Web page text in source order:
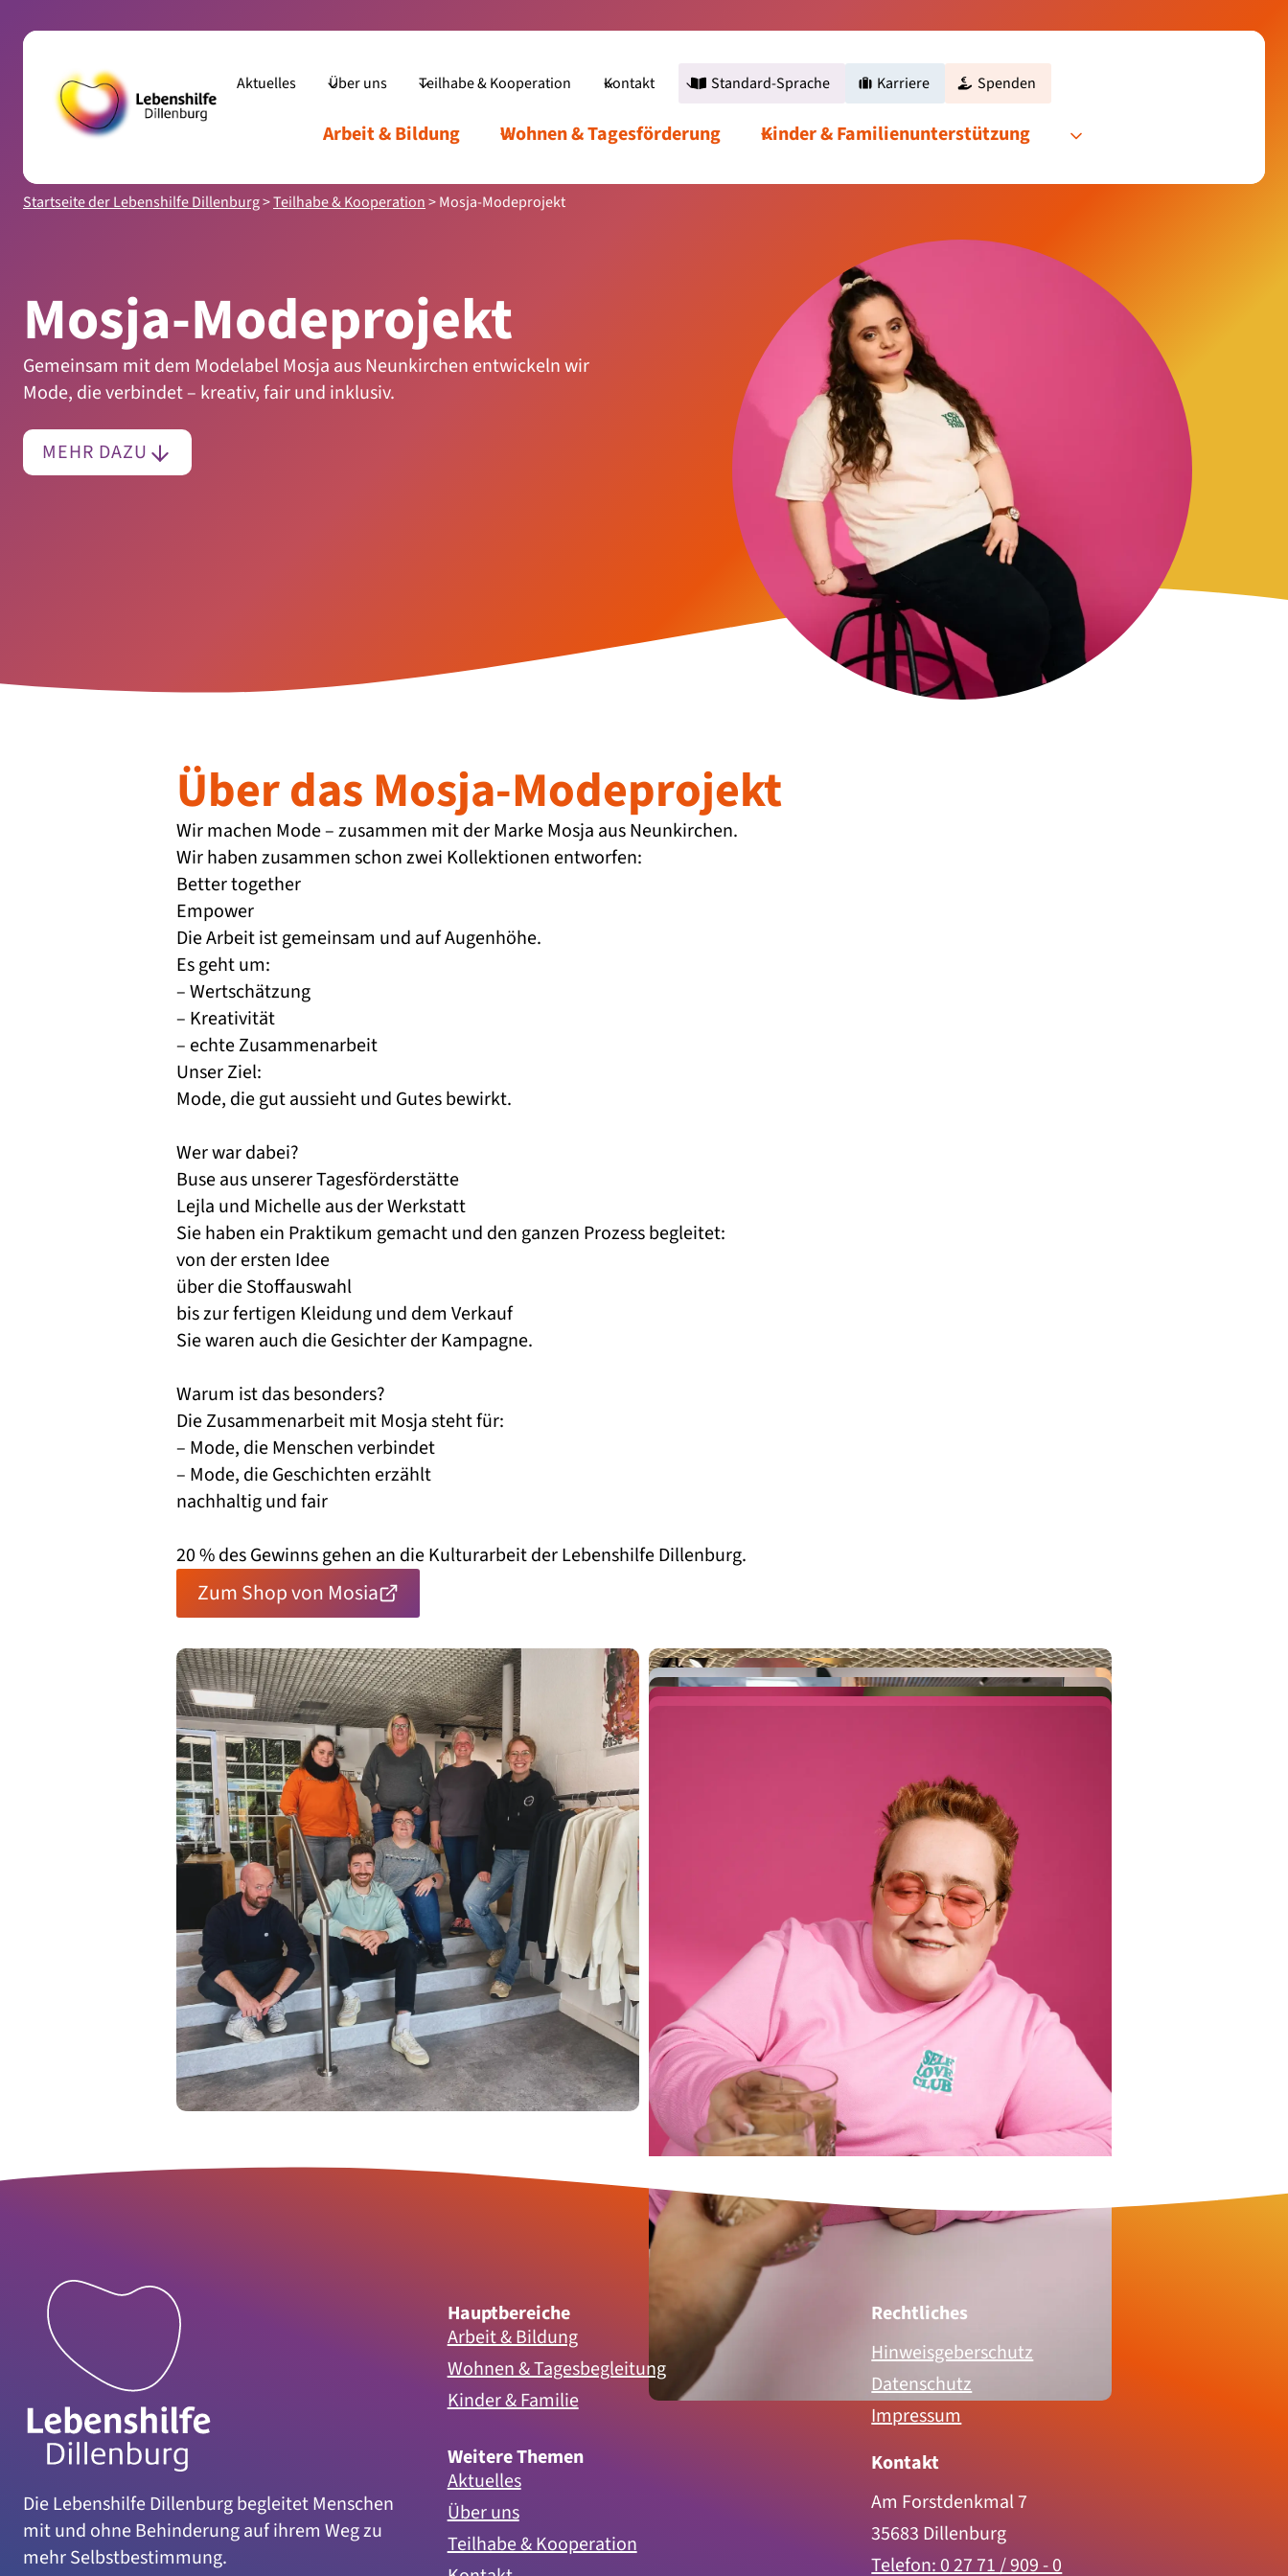
Inhalt
Standard-Sprache Produkte Zurück zur Lebenshilfe
Start Über die Werkstätten Leistungen Unsere Einrichtungen
Aktuelles Über uns Teilhabe & Kooperation Kontakt Standard-Sprache Karriere Spenden
Arbeit & Bildung Wohnen & Tagesförderung Kinder & Familienunterstützung
Startseite der Lebenshilfe Dillenburg>Teilhabe & Kooperation>Mosja-Modeprojekt
Mosja-Modeprojekt
Gemeinsam mit dem Modelabel Mosja aus Neunkirchen entwickeln wir
Mode, die verbindet – kreativ, fair und inklusiv.
MEHR DAZU
Über das Mosja-Modeprojekt
Wir machen Mode – zusammen mit der Marke Mosja aus Neunkirchen.
Wir haben zusammen schon zwei Kollektionen entworfen:
Better together
Empower
Die Arbeit ist gemeinsam und auf Augenhöhe.
Es geht um:
– Wertschätzung
– Kreativität
– echte Zusammenarbeit
Unser Ziel:
Mode, die gut aussieht und Gutes bewirkt.
Wer war dabei?
Buse aus unserer Tagesförderstätte
Lejla und Michelle aus der Werkstatt
Sie haben ein Praktikum gemacht und den ganzen Prozess begleitet:
von der ersten Idee
über die Stoffauswahl
bis zur fertigen Kleidung und dem Verkauf
Sie waren auch die Gesichter der Kampagne.
Warum ist das besonders?
Die Zusammenarbeit mit Mosja steht für:
– Mode, die Menschen verbindet
– Mode, die Geschichten erzählt
nachhaltig und fair
20 % des Gewinns gehen an die Kulturarbeit der Lebenshilfe Dillenburg.
Zum Shop von Mosia
Die Lebenshilfe Dillenburg begleitet Menschen
mit und ohne Behinderung auf ihrem Weg zu
mehr Selbstbestimmung.
Hauptbereiche
Arbeit & Bildung
Wohnen & Tagesbegleitung
Kinder & Familie
Weitere Themen
Aktuelles
Über uns
Teilhabe & Kooperation
Rechtliches
Hinweisgeberschutz
Datenschutz
Impressum
Kontakt
Am Forstdenkmal 7
35683 Dillenburg
Telefon: 0 27 71 / 909 - 0